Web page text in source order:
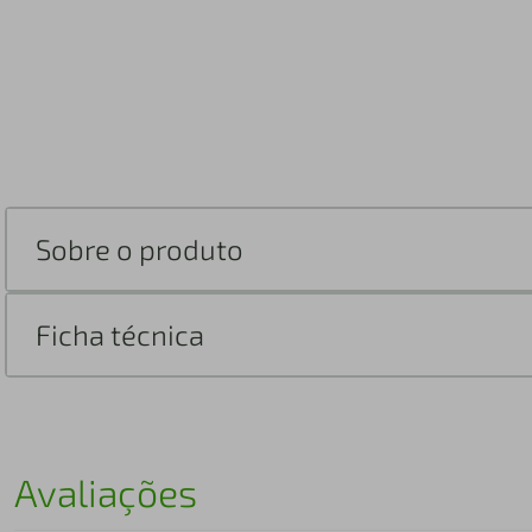
Sobre o produto
Ficha técnica
Avaliações